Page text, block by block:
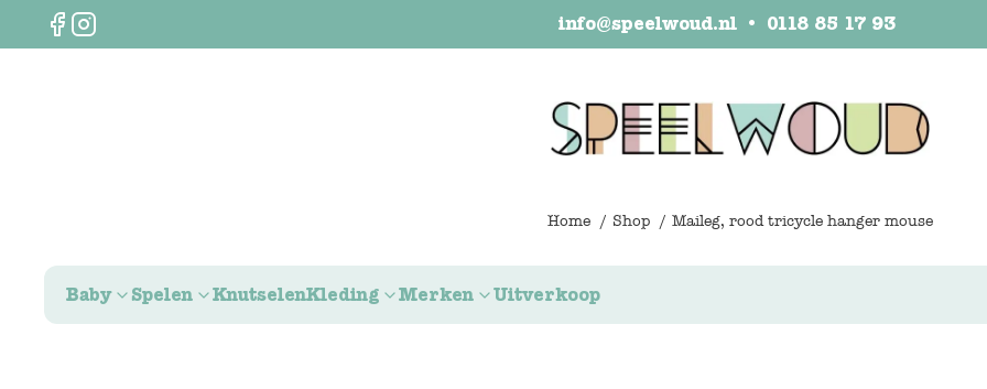
info@speelwoud.nl • 0118 85 17 93
Home Shop Maileg, rood tricycle hanger mouse
Baby Spelen KnutselenKleding Merken Uitverkoop